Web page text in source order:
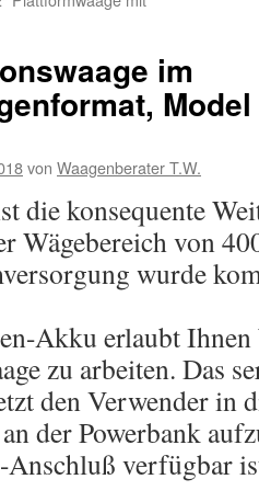
im
von Waagenberater T.W.
die konsequente
Wägebereich von
wurde
Akku erlaubt Ihnen
zu arbeiten. Das
den Verwender in
der Powerbank
verfügbar